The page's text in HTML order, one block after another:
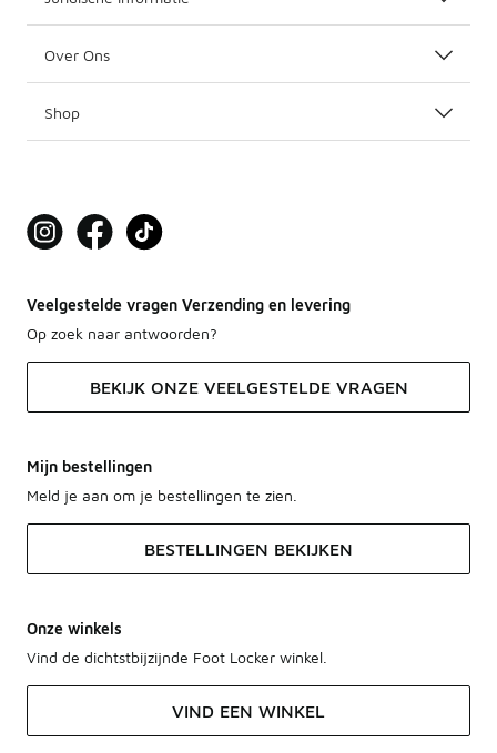
Over Ons
Shop
Veelgestelde vragen Verzending en levering
Op zoek naar antwoorden?
BEKIJK ONZE VEELGESTELDE VRAGEN
Mijn bestellingen
Meld je aan om je bestellingen te zien.
BESTELLINGEN BEKIJKEN
Onze winkels
Vind de dichtstbijzijnde Foot Locker winkel.
VIND EEN WINKEL